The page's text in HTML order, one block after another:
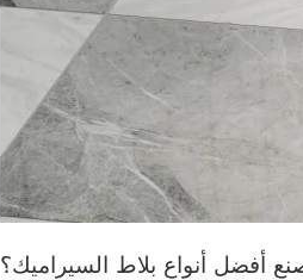
أفضل أنواع بلاط السيراميك؟